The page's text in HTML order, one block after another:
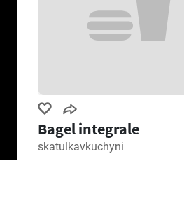
Bagel integrale
skatulkavkuchyni